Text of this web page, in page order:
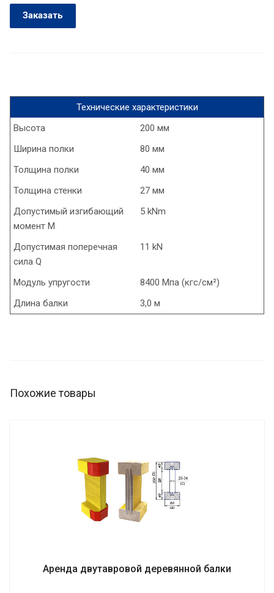
Заказать
Технические характеристики
Высота
200 мм
Ширина полки
80 мм
Толщина полки
40 мм
Толщина стенки
27 мм
Допустимый изгибающий
момент М
5 kNm
Допустимая поперечная
сила Q
11 kN
Модуль упругости
8400 Мпа (кгс/см²)
Длина балки
3,0 м
Похожие товары
Аренда двутавровой деревянной балки